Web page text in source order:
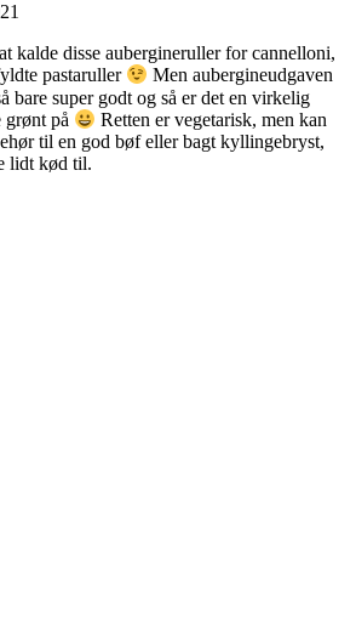
kalde disse aubergineruller for cannelloni,
pastaruller
Men aubergineudgaven
bare super godt og så er det en virkelig
grønt på
Retten er vegetarisk, men kan
til en god bøf eller bagt kyllingebryst,
lidt kød til.